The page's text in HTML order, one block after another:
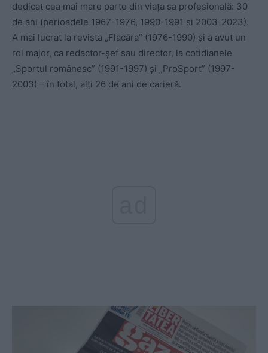
dedicat cea mai mare parte din viața sa profesională: 30
de ani (perioadele 1967-1976, 1990-1991 și 2003-2023).
A mai lucrat la revista „Flacăra” (1976-1990) și a avut un
rol major, ca redactor-șef sau director, la cotidianele
„Sportul românesc” (1991-1997) și „ProSport” (1997-
2003) – în total, alți 26 de ani de carieră.